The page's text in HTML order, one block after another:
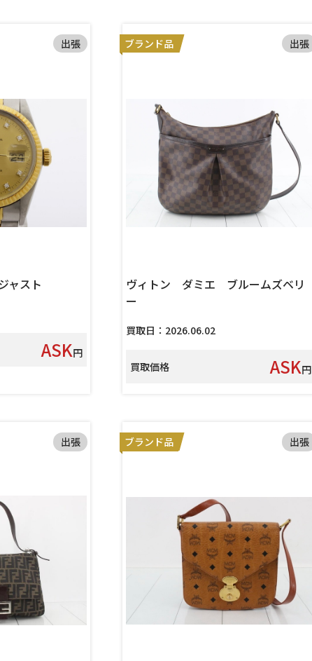
出張
ャスト
ASK円
ブランド品 出張
ヴィトン ダミエ ブルームズベリ
ー
買取日：2026.06.02
買取価格 ASK円
出張 ブランド品 出張